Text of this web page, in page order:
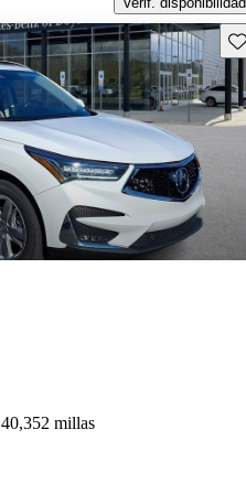
40,352 millas